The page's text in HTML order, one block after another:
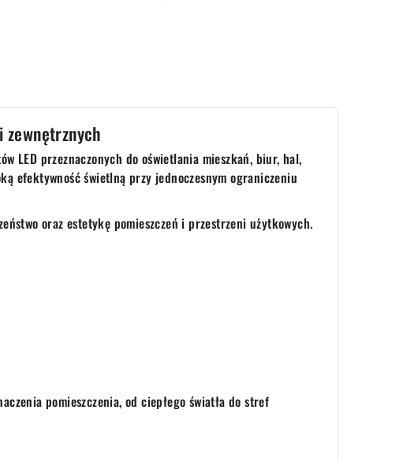
zewnętrznych
LED przeznaczonych do oświetlania mieszkań, biur, hal,
efektywność świetlną przy jednoczesnym ograniczeniu
oraz estetykę pomieszczeń i przestrzeni użytkowych.
pomieszczenia, od ciepłego światła do stref